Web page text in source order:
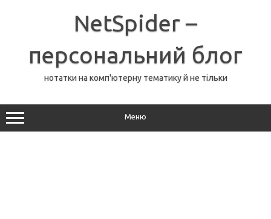
NetSpider –
персональний блог
нотатки на комп'ютерну тематику й не тільки
Меню